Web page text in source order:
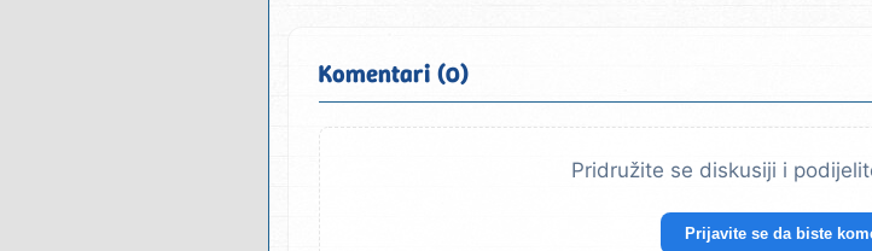
Komentari (0)
Pridružite se diskusiji i
Prijavite se da biste